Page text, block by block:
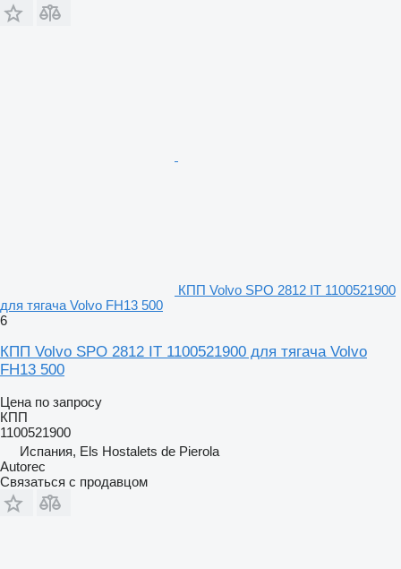
КПП Volvo SPO 2812 IT 1100521900
для тягача Volvo FH13 500
6
КПП Volvo SPO 2812 IT 1100521900 для тягача Volvo
FH13 500
Цена по запросу
КПП
1100521900
Испания, Els Hostalets de Pierola
Autorec
Связаться с продавцом